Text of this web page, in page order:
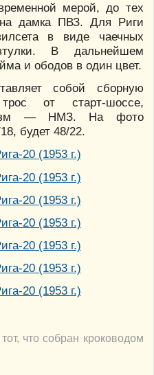
мерой, до тех
дамка ПВЗ. Для Риги
в виде чаечных
В дальнейшем
и ободов в один цвет.
собой сборную
от старт-шоссе,
— НМЗ. На фото
будет 48/22.
что собран кроководом